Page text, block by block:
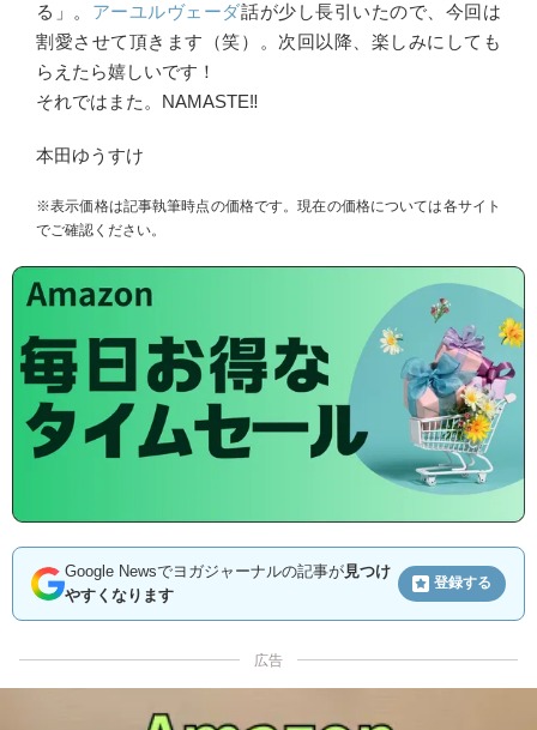
る」。 アーユルヴェーダ話が少し長引いたので、今回は
割愛させて頂きます（笑）。次回以降、楽しみにしても
らえたら嬉しいです！
それではまた。NAMASTE‼︎
本田ゆうすけ
※表示価格は記事執筆時点の価格です。現在の価格については各サイト
でご確認ください。
Google Newsでヨガジャーナルの記事が見つけ
やすくなります
登録する
広告